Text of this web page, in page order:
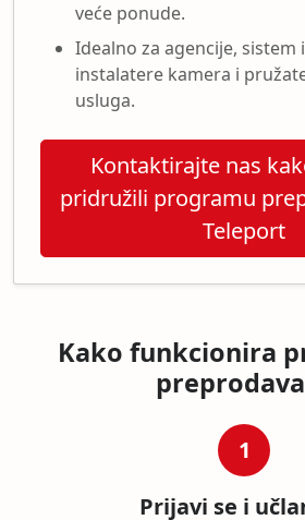
veće ponude.
Idealno za agencije,
instalatere kamera i
usluga.
Kontaktirajte nas
pridružili programu
Teleport
Kako funkcionira
1
Prijavi se i